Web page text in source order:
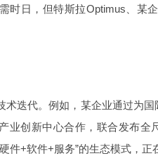
时日，但特斯拉Optimus、某
术迭代。例如，某企业通过为
业创新中心合作，联合发布全
件+软件+服务”的生态模式，